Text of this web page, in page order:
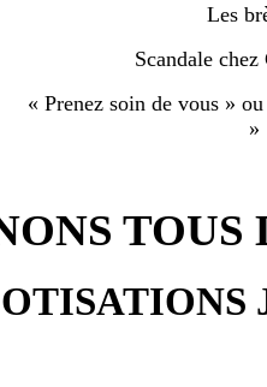
Les
Scandale
« Prenez soin de vous »
»